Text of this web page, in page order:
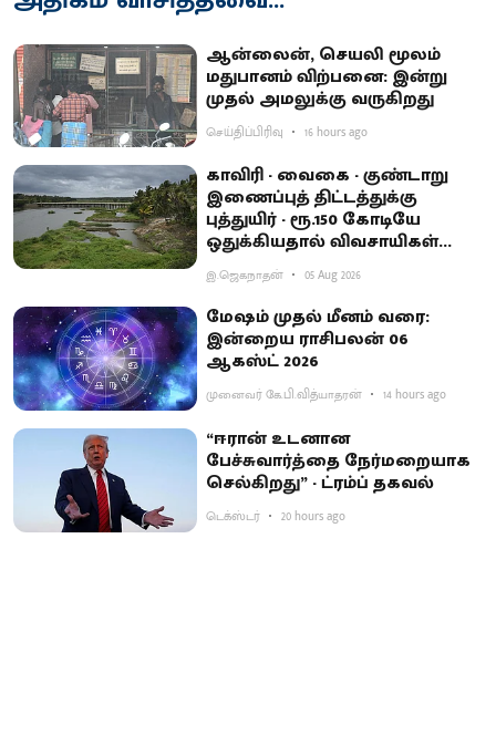
ஆன்லைன், செயலி மூலம்
மதுபானம் விற்பனை: இன்று
முதல் அமலுக்கு வருகிறது
செய்திப்பிரிவு 16 hours ago
காவிரி - வைகை - குண்டாறு
இணைப்புத் திட்டத்துக்கு
புத்துயிர் - ரூ.150 கோடியே
ஒதுக்கியதால் விவசாயிகள்
ஏமாற்றம்
இ.ஜெகநாதன் 05 Aug 2026
மேஷம் முதல் மீனம் வரை:
இன்றைய ராசிபலன் 06
ஆகஸ்ட் 2026
முனைவர் கே.பி.வித்யாதரன் 14 hours ago
“ஈரான் உடனான
பேச்சுவார்த்தை நேர்மறையாக
செல்கிறது” - ட்ரம்ப் தகவல்
டெக்ஸ்டர் 20 hours ago